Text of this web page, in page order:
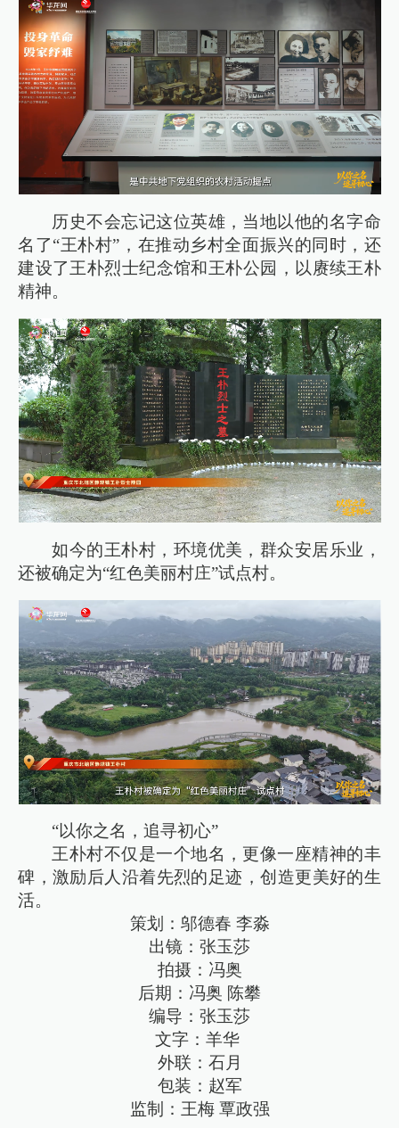
历史不会忘记这位英雄，当地以他的名字命
名了“王朴村”，在推动乡村全面振兴的同时，还
建设了王朴烈士纪念馆和王朴公园，以赓续王朴
精神。
如今的王朴村，环境优美，群众安居乐业，
还被确定为“红色美丽村庄”试点村。
“以你之名，追寻初心”
王朴村不仅是一个地名，更像一座精神的丰
碑，激励后人沿着先烈的足迹，创造更美好的生
活。
策划：邬德春 李淼
出镜：张玉莎
拍摄：冯奥
后期：冯奥 陈攀
编导：张玉莎
文字：羊华
外联：石月
包装：赵军
监制：王梅 覃政强